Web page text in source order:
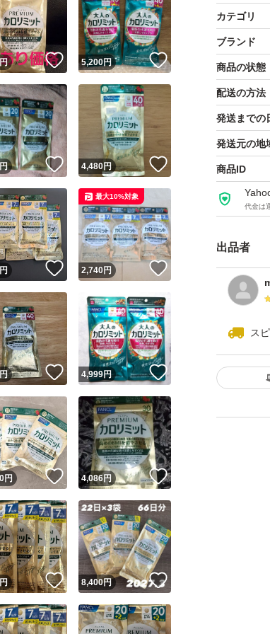
常温
摂取方法
4粒ま
上が
販売者
神奈川
それでは
プレミア
ート サプ
ブランド
カテゴリ
ブランド
商品の状態
配送の方法
発送までの
発送元の地
商品ID
代金は
出品者
ス
ユーザーの実績について
マが定めた一定の基準を満たしたユーザーにバッジを付与
品者
引出品者 Yahoo!フリマの基準をクリアした安心・安全なユ
績◯+ このユーザーはYahoo!フリマの取引を完了させた
この商品の情報をコピーします
品画像の無断転載は禁止されています
ピーは1商品につき1回です
円 いいね！
5,200円 いいね！
円 いいね！
4,480円
円 いいね！
2,740円
最大10%対象
円 いいね！
4,999円
円 いいね！
4,086円 いいね！
円 いいね！
8,400円